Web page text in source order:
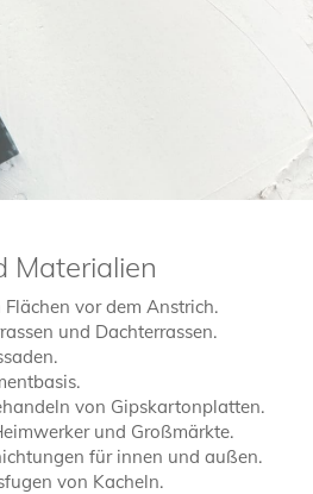
ist oberstes Unternehmensziel.
sich die Entwicklung unserer
Qualität das herausragende und
unserer Marken. So bieten wir dem
für Umbau und
steht und für das der Name
Materialien
vor dem Anstrich.
und Dachterrassen.
von Gipskartonplatten.
und Großmärkte.
für innen und außen.
von Kacheln.